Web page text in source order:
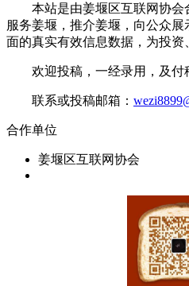
本站是由姜堰区互联网协会
服务姜堰，推介姜堰，向公众
面的真实有效信息数据，为投资
欢迎投稿，一经录用，及付
联系或投稿邮箱：
合作单位
姜堰区互联网协会